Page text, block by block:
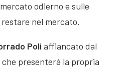
odierno e sulle
nel mercato.
Poli affiancato dal
che presenterà la propria